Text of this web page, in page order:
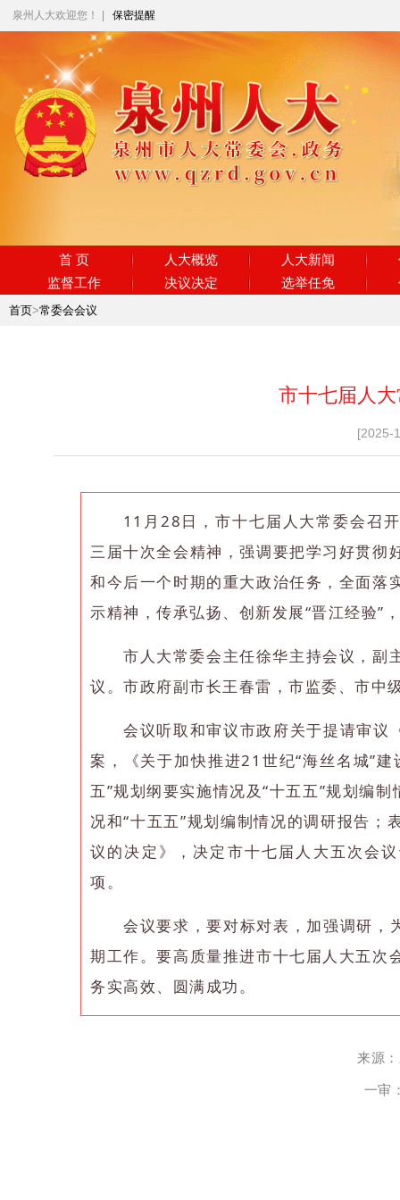
泉州人大欢迎您！ 保密提醒
首 页 人大概览 人大新闻
监督工作
决议决定 选举任免
首页>常委会会议
市十七届人
[2025-
11月28日，市十七届人大常委会召
三届十次全会精神，强调要把学习好贯彻
和今后一个时期的重大政治任务，全面落
示精神，传承弘扬、创新发展“晋江经验”
市人大常委会主任徐华主持会议，副
议。市政府副市长王春雷，市监委、市中
会议听取和审议市政府关于提请审议
案，《关于加快推进21世纪“海丝名城”
五”规划纲要实施情况及“十五五”规划编
况和“十五五”规划编制情况的调研报告
议的决定》，决定市十七届人大五次会
项。
会议要求，要对标对表，加强调研，
期工作。要高质量推进市十七届人大五次
务实高效、圆满成功。
来源
一审